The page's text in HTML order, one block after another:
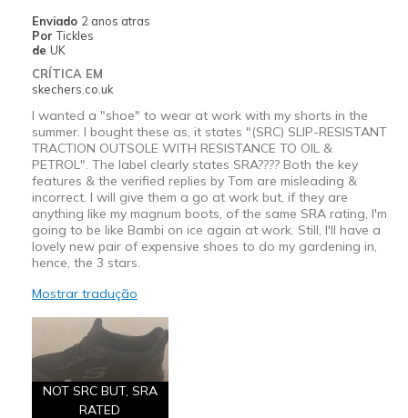
Enviado 2 anos atras
Por Tickles
de UK
CRÍTICA EM
skechers.co.uk
I wanted a "shoe" to wear at work with my shorts in the
summer. I bought these as, it states "(SRC) SLIP-RESISTANT
TRACTION OUTSOLE WITH RESISTANCE TO OIL &
PETROL". The label clearly states SRA???? Both the key
features & the verified replies by Tom are misleading &
incorrect. I will give them a go at work but, if they are
anything like my magnum boots, of the same SRA rating, I'm
going to be like Bambi on ice again at work. Still, I'll have a
lovely new pair of expensive shoes to do my gardening in,
hence, the 3 stars.
Mostrar tradução
NOT SRC BUT, SRA
RATED